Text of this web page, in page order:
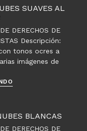
CielosSUAVES AL
DERECHOS DE
Descripción:
tonos ocres a
imágenes de
Fotos
CielosBLANCAS
DERECHOS DE